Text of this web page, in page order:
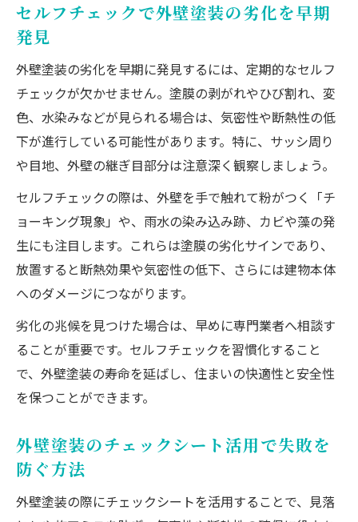
セルフチェックで外壁塗装の劣化を早期
発見
外壁塗装の劣化を早期に発見するには、定期的なセルフ
チェックが欠かせません。塗膜の剥がれやひび割れ、変
色、水染みなどが見られる場合は、気密性や断熱性の低
下が進行している可能性があります。特に、サッシ周り
や目地、外壁の継ぎ目部分は注意深く観察しましょう。
セルフチェックの際は、外壁を手で触れて粉がつく「チ
ョーキング現象」や、雨水の染み込み跡、カビや藻の発
生にも注目します。これらは塗膜の劣化サインであり、
放置すると断熱効果や気密性の低下、さらには建物本体
へのダメージにつながります。
劣化の兆候を見つけた場合は、早めに専門業者へ相談す
ることが重要です。セルフチェックを習慣化すること
で、外壁塗装の寿命を延ばし、住まいの快適性と安全性
を保つことができます。
外壁塗装のチェックシート活用で失敗を
防ぐ方法
外壁塗装の際にチェックシートを活用することで、見落